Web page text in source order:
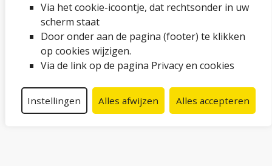
Via het cookie-icoontje, dat rechtsonder in uw
scherm staat
Door onder aan de pagina (footer) te klikken
op cookies wijzigen.
Via de link op de pagina Privacy en cookies
Instellingen Alles afwijzen Alles accepteren
Webarchief
Volg ons op social media
Facebook
LinkedInInstagram
YouTube